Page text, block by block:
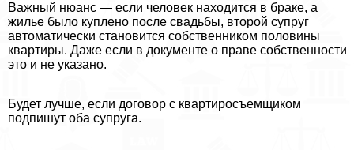
Важный нюанс — если человек находится в бpaке, а
жилье было куплено после свадьбы, второй супруг
автоматически становится собственником половины
квартиры. Даже если в документе о праве собственности
это и не указано.
Будет лучше, если договор с квартиросъемщиком
подпишут оба супруга.